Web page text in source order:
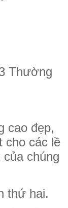
Thường
cao đẹp,
cho các lề
chúng
thứ hai.